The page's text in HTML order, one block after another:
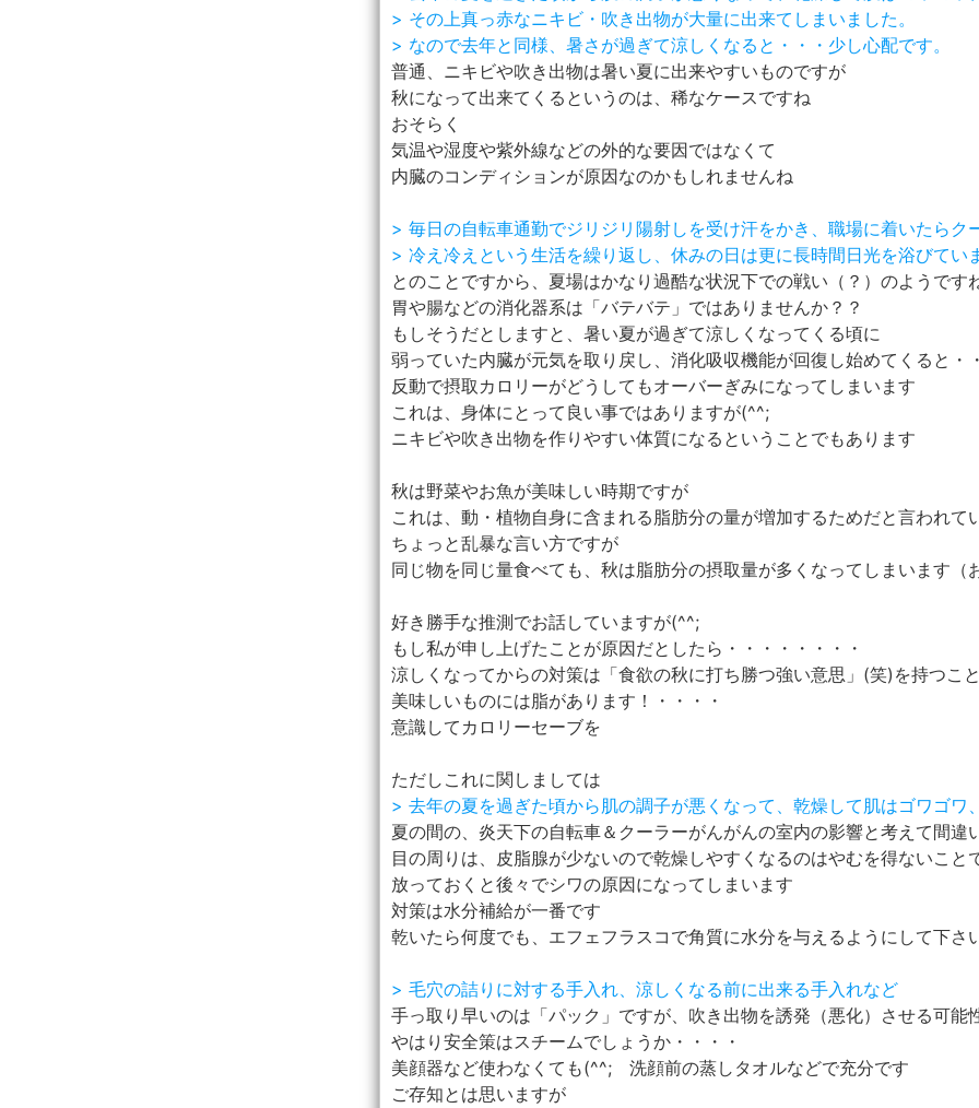
> その上真っ赤なニキビ・吹き出物が大量に出来てしまいました。
> なので去年と同様、暑さが過ぎて涼しくなると・・・少し心配です。
普通、ニキビや吹き出物は暑い夏に出来やすいものですが
秋になって出来てくるというのは、稀なケースですね
おそらく
気温や湿度や紫外線などの外的な要因ではなくて
内臓のコンディションが原因なのかもしれませんね
> 毎日の自転車通勤でジリジリ陽射しを受け汗をかき、職場に着いたらク
> 冷え冷えという生活を繰り返し、休みの日は更に長時間日光を浴びてい
とのことですから、夏場はかなり過酷な状況下での戦い（？）のようです
胃や腸などの消化器系は「バテバテ」ではありませんか？？
もしそうだとしますと、暑い夏が過ぎて涼しくなってくる頃に
弱っていた内臓が元気を取り戻し、消化吸収機能が回復し始めてくると・
反動で摂取カロリーがどうしてもオーバーぎみになってしまいます
これは、身体にとって良い事ではありますが(^^;
ニキビや吹き出物を作りやすい体質になるということでもあります
秋は野菜やお魚が美味しい時期ですが
これは、動・植物自身に含まれる脂肪分の量が増加するためだと言われて
ちょっと乱暴な言い方ですが
同じ物を同じ量食べても、秋は脂肪分の摂取量が多くなってしまいます（
好き勝手な推測でお話していますが(^^;
もし私が申し上げたことが原因だとしたら・・・・・・・・
涼しくなってからの対策は「食欲の秋に打ち勝つ強い意思」(笑)を持つこ
美味しいものには脂があります！・・・・
意識してカロリーセーブを
ただしこれに関しましては
> 去年の夏を過ぎた頃から肌の調子が悪くなって、乾燥して肌はゴワゴワ、
夏の間の、炎天下の自転車＆クーラーがんがんの室内の影響と考えて間違
目の周りは、皮脂腺が少ないので乾燥しやすくなるのはやむを得ないこと
放っておくと後々でシワの原因になってしまいます
対策は水分補給が一番です
乾いたら何度でも、エフェフラスコで角質に水分を与えるようにして下さ
> 毛穴の詰りに対する手入れ、涼しくなる前に出来る手入れなど
手っ取り早いのは「パック」ですが、吹き出物を誘発（悪化）させる可能
やはり安全策はスチームでしょうか・・・・
美顔器など使わなくても(^^; 洗顔前の蒸しタオルなどで充分です
ご存知とは思いますが